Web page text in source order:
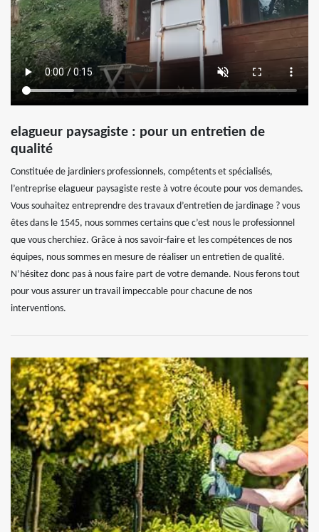
elagueur paysagiste : pour un entretien de
qualité
Constituée de jardiniers professionnels, compétents et spécialisés,
l’entreprise elagueur paysagiste reste à votre écoute pour vos demandes.
Vous souhaitez entreprendre des travaux d’entretien de jardinage ? vous
êtes dans le 1545, nous sommes certains que c’est nous le professionnel
que vous cherchiez. Grâce à nos savoir-faire et les compétences de nos
équipes, nous sommes en mesure de réaliser un entretien de qualité.
N’hésitez donc pas à nous faire part de votre demande. Nous ferons tout
pour vous assurer un travail impeccable pour chacune de nos
interventions.